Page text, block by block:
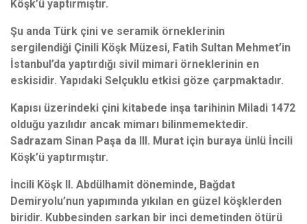
Köşk’ü yaptırmıştır.
Şu anda Türk çini ve seramik örneklerinin
sergilendiği Çinili Köşk Müzesi, Fatih Sultan Mehmet’in
İstanbul’da yaptırdığı sivil mimari örneklerinin en
eskisidir. Yapıdaki Selçuklu etkisi göze çarpmaktadır.
Kapısı üzerindeki çini kitabede inşa tarihinin Miladi 1472
olduğu yazılıdır ancak mimarı bilinmemektedir.
Sadrazam Sinan Paşa da III. Murat için buraya ünlü İncili
Köşk’ü yaptırmıştır.
İncili Köşk II. Abdülhamit döneminde, Bağdat
Demiryolu’nun yapımında yıkılan en güzel köşklerden
biridir. Kubbesinden sarkan bir inci demetinden ötürü